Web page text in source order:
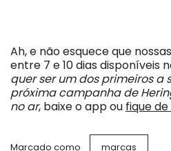
Ah, e não esquece que
entre 7 e 10 dias disponíveis
quer ser um dos primeiros a
próxima campanha de
no ar, baixe o app ou fique
Marcado como marcas